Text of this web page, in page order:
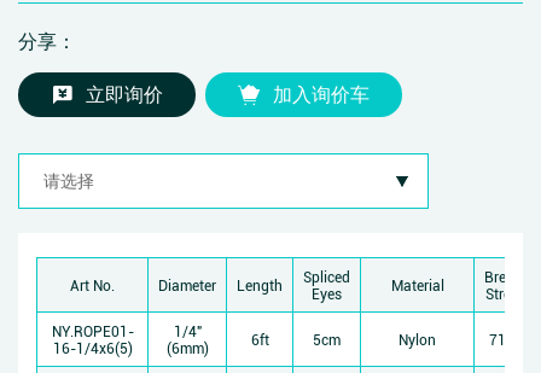
分享：
立即询价 加入询价车
Art No. Diameter Length
Spliced
Eyes
Material
Breaking
Strength
NY.ROPE01-
16-1/4x6(5)
1/4"
(6mm)
6ft 5cm Nylon 714kgs